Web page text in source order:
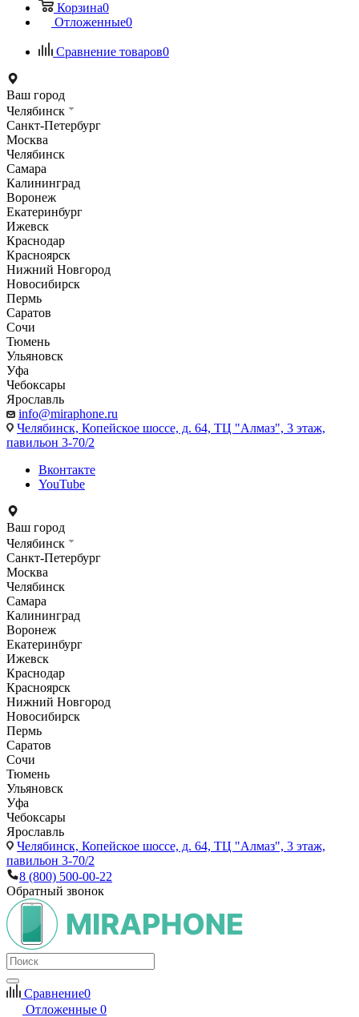
Корзина0
Отложенные0
Сравнение товаров0
Ваш город
Челябинск
Санкт-Петербург
Москва
Челябинск
Самара
Калининград
Воронеж
Екатеринбург
Ижевск
Краснодар
Красноярск
Нижний Новгород
Новосибирск
Пермь
Саратов
Сочи
Тюмень
Ульяновск
Уфа
Чебоксары
Ярославль
info@miraphone.ru
Челябинск, Копейское шоссе, д. 64, ТЦ "Алмаз", 3 этаж,
павильон 3-70/2
Вконтакте
YouTube
Ваш город
Челябинск
Санкт-Петербург
Москва
Челябинск
Самара
Калининград
Воронеж
Екатеринбург
Ижевск
Краснодар
Красноярск
Нижний Новгород
Новосибирск
Пермь
Саратов
Сочи
Тюмень
Ульяновск
Уфа
Чебоксары
Ярославль
Челябинск, Копейское шоссе, д. 64, ТЦ "Алмаз", 3 этаж,
павильон 3-70/2
8 (800) 500-00-22
Обратный звонок
Сравнение0
Отложенные 0